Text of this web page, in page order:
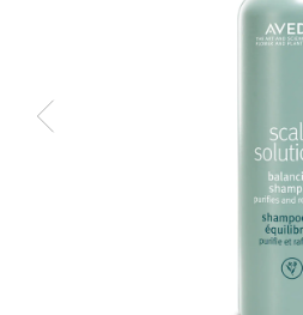
CUOIO CAPELLUTO SENSIBILE
TUTTE LE COLLEZIONI